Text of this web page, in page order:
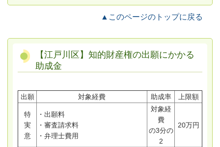
▲このページのトップに戻る
【江戸川区】知的財産権の出願にかかる
助成金
出願 対象経費 助成率 上限額
特
実
意
・出願料
・審査請求料
・弁理士費用
対象経
費
の3分の
2
20万円